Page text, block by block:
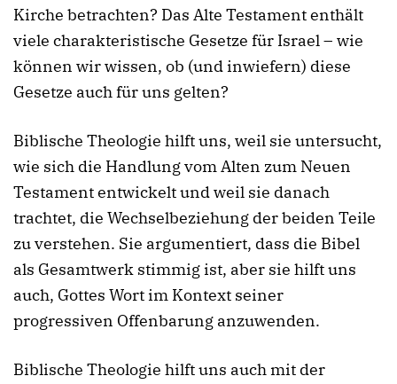
Kirche betrachten? Das Alte Testament enthält
viele charakteristische Gesetze für Israel – wie
können wir wissen, ob (und inwiefern) diese
Gesetze auch für uns gelten?
Biblische Theologie hilft uns, weil sie untersucht,
wie sich die Handlung vom Alten zum Neuen
Testament entwickelt und weil sie danach
trachtet, die Wechselbeziehung der beiden Teile
zu verstehen. Sie argumentiert, dass die Bibel
als Gesamtwerk stimmig ist, aber sie hilft uns
auch, Gottes Wort im Kontext seiner
progressiven Offenbarung anzuwenden.
Biblische Theologie hilft uns auch mit der